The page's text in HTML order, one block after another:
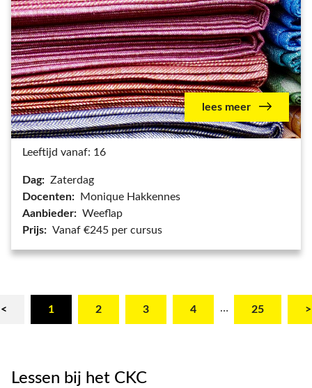
lees meer
Leeftijd vanaf: 16
Dag: Zaterdag
Docenten:
Monique Hakkennes
Aanbieder: Weeflap
Prijs: Vanaf €245 per cursus
< 1 2 3 4 … 25 >
Lessen bij het CKC